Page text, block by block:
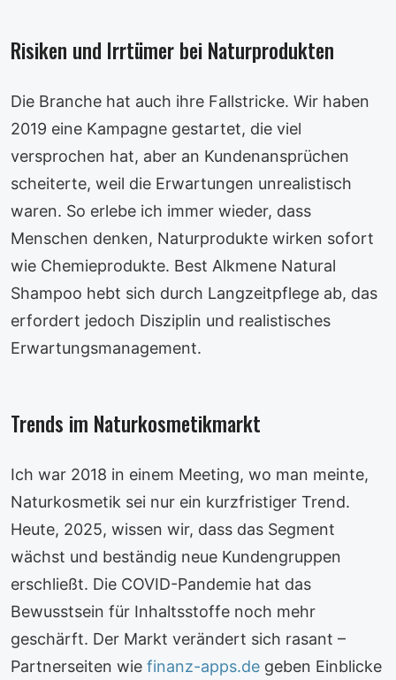
Risiken und Irrtümer bei Naturprodukten
Die Branche hat auch ihre Fallstricke. Wir haben
2019 eine Kampagne gestartet, die viel
versprochen hat, aber an Kundenansprüchen
scheiterte, weil die Erwartungen unrealistisch
waren. So erlebe ich immer wieder, dass
Menschen denken, Naturprodukte wirken sofort
wie Chemieprodukte. Best Alkmene Natural
Shampoo hebt sich durch Langzeitpflege ab, das
erfordert jedoch Disziplin und realistisches
Erwartungsmanagement.
Trends im Naturkosmetikmarkt
Ich war 2018 in einem Meeting, wo man meinte,
Naturkosmetik sei nur ein kurzfristiger Trend.
Heute, 2025, wissen wir, dass das Segment
wächst und beständig neue Kundengruppen
erschließt. Die COVID-Pandemie hat das
Bewusstsein für Inhaltsstoffe noch mehr
geschärft. Der Markt verändert sich rasant –
Partnerseiten wie finanz-apps.de geben Einblicke